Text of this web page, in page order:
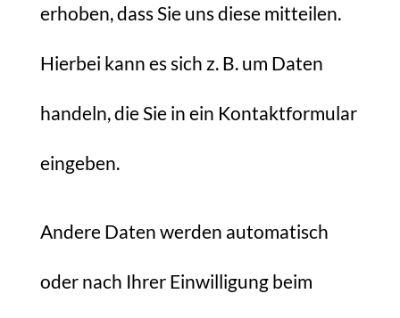
erhoben, dass Sie uns diese mitteilen.
Hierbei kann es sich z. B. um Daten
handeln, die Sie in ein Kontaktformular
eingeben.
Andere Daten werden automatisch
oder nach Ihrer Einwilligung beim